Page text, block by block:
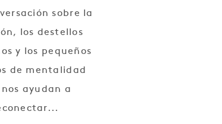
sobre la
los destellos
y los pequeños
de mentalidad
ayudan a